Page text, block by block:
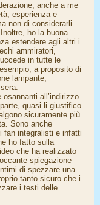
anche a me
esperienza e
non di considerarli
ho la buona
estendere agli altri i
ammiratori,
in tutte le
a proposito di
lampante,
all’indirizzo
quasi li giustifico
sicuramente più
Sono anche
fan integralisti e infatti
ho fatto sulla
che ha realizzato
spiegazione
di spezzare una
tanto sicuro che i
i testi delle